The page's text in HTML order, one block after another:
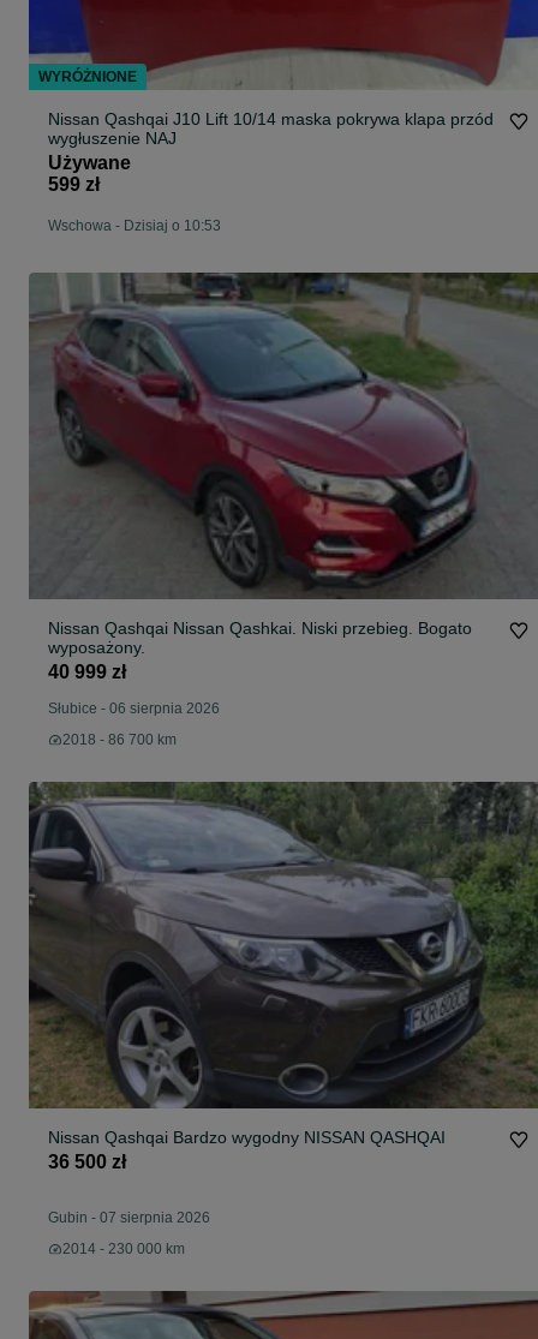
Nissan Qashqai J10 Lift 10/14 maska pokrywa klapa przód
wygłuszenie NAJ
Używane
599 zł
Wschowa - Dzisiaj o 10:53
Nissan Qashqai Nissan Qashkai. Niski przebieg. Bogato
wyposażony.
40 999 zł
Słubice - 06 sierpnia 2026
2018 - 86 700 km
Nissan Qashqai Bardzo wygodny NISSAN QASHQAI
36 500 zł
Gubin - 07 sierpnia 2026
2014 - 230 000 km
WYRÓŻNIONE